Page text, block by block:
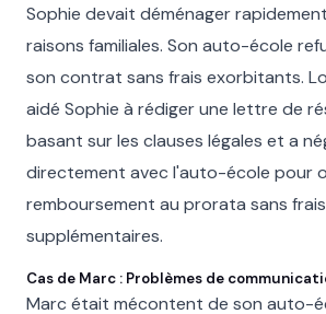
Sophie devait déménager
raisons familiales. Son auto-école
son contrat sans frais exorbitants.
aidé Sophie à rédiger une lettre de
basant sur les clauses légales et a
directement avec l'auto-école pour
remboursement au prorata sans frais
supplémentaires.
Cas de Marc : Problèmes de
Marc était mécontent de son auto-